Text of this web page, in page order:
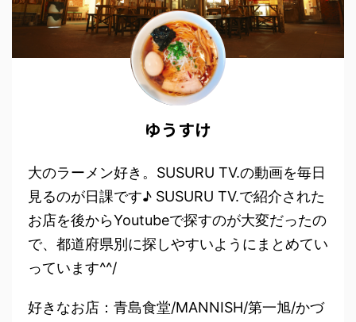
ゆうすけ
大のラーメン好き。SUSURU TV.の動画を毎日
見るのが日課です♪ SUSURU TV.で紹介された
お店を後からYoutubeで探すのが大変だったの
で、都道府県別に探しやすいようにまとめてい
っています^^/
好きなお店：青島食堂/MANNISH/第一旭/かづ